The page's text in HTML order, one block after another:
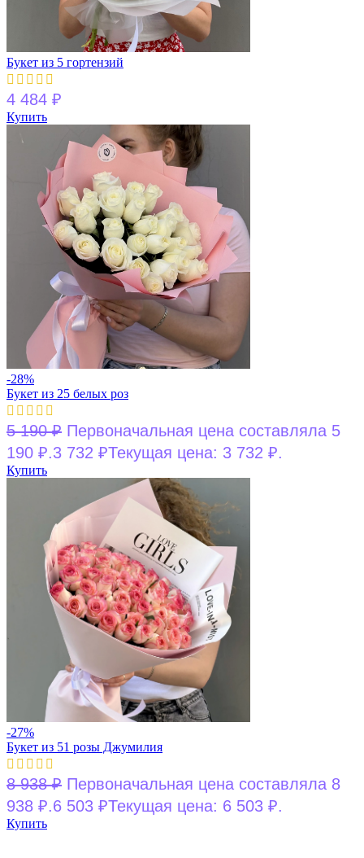
Букет из 5 гортензий
4 484 ₽
Купить
-28%
Букет из 25 белых роз
5 190₽ Первоначальная цена составляла 5
190 ₽.3 732 ₽Текущая цена: 3 732 ₽.
Купить
-27%
Букет из 51 розы Джумилия
8 938₽ Первоначальная цена составляла 8
938 ₽.6 503 ₽Текущая цена: 6 503 ₽.
Купить